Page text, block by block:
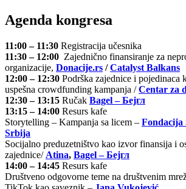
Agenda kongresa
11:00 – 11:30 Registracija učesnika
11:30 – 12:00 Zajednično finansiranje za
organizacije, Donacije.rs /Catalyst Balkans
12:00 – 12:30 Podrška zajednice i pojedinaca
uspešna crowdfunding kampanja /Centar za
12:30 – 13:15 Ručak Bagel – Бејгл
13:15 – 14:00 Resurs kafe
Storytelling – Kampanja sa licem – Fondacija
Srbija
Socijalno preduzetništvo kao izvor finansija i
zajednice/ Atina, Bagel – Бејгл
14:00 – 14:45 Resurs kafe
Društveno odgovorne teme na društvenim